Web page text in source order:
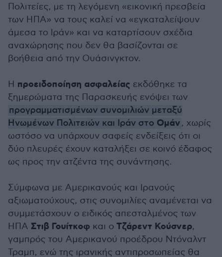
Πολιτείες, με τη λεγόμενη «εικονική πρεσβεία
των ΗΠΑ» να τους καλεί να «εγκαταλείψουν
άμεσα το Ιράν» και να καταρτίσουν σχέδια
αναχώρησης που δεν θα βασίζονται σε
βοήθεια από την Ουάσινγκτον.
Η προειδοποίηση ασφαλείας εκδόθηκε τα
ξημερώματα της Παρασκευής ενόψει των
προγραμματισμένων συνομιλιών μεταξύ
Ηνωμένων Πολιτειών και Ιράν στο Ομάν, χωρίς
ωστόσο να υπάρχουν σαφείς ενδείξεις ότι οι
δύο πλευρές έχουν καταλήξει σε κοινό έδαφος
ως προς την ατζέντα της συνάντησης.
Σύμφωνα με Αμερικανούς και Ιρανούς
αξιωματούχους, στις συνομιλίες αναμένεται να
συμμετάσχουν ο ειδικός απεσταλμένος των
ΗΠΑ Στιβ Γουίτκοφ και ο Τζάρεντ Κούσνερ,
γαμπρός του Αμερικανού προέδρου Ντόναλντ
Τραμπ, ενώ της ιρανικής αντιπροσωπείας θα